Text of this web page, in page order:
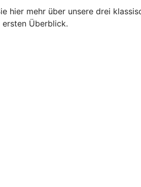
mehr über unsere drei
ersten Überblick.